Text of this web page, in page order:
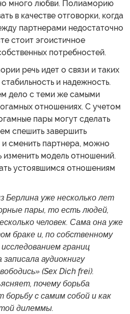
много любви. Полиаморию
в качестве отговорки, когда
партнерами недостаточно
стоит эгоистичное
потребностей.
речь идет о связи и таких
и надежность.
дело с теми же самыми
отношениях. С учетом
пары могут сделать
спешить завершить
сменить партнера, можно
модель отношений.
устоявшимся отношениям
Берлина уже несколько лет
пары, то есть людей,
человек. Сама она уже
браке и, по собственному
границ
аудиокнигу
(Sex Dich frei).
почему борьба
борьбу с самим собой и как
дилеммы.